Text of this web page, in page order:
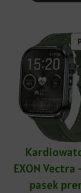
EXON
pasek